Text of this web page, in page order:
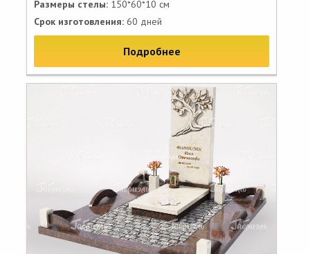
Размеры стелы: 150*60*10 см
Срок изготовления: 60 дней
Подробнее